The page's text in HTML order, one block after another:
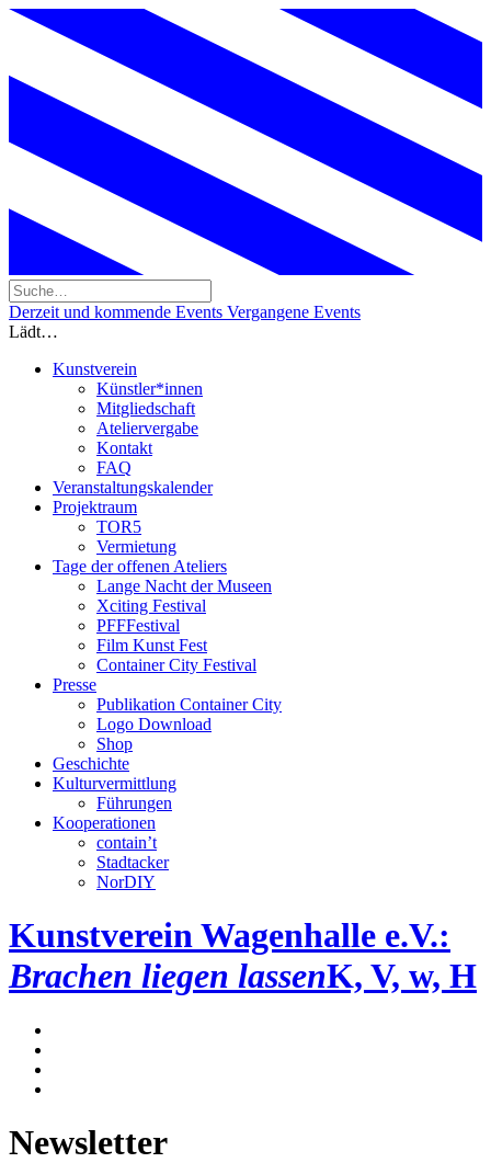
Derzeit und kommende Events Vergangene Events
Lädt…
Kunstverein
Künstler*innen
Mitgliedschaft
Ateliervergabe
Kontakt
FAQ
Veranstaltungskalender
Projektraum
TOR5
Vermietung
Tage der offenen Ateliers
Lange Nacht der Museen
Xciting Festival
PFFFestival
Film Kunst Fest
Container City Festival
Presse
Publikation Container City
Logo Download
Shop
Geschichte
Kulturvermittlung
Führungen
Kooperationen
contain’t
Stadtacker
NorDIY
Kunstverein Wagenhalle e.V.:
Brachen liegen lassenK, V, w, H
Newsletter